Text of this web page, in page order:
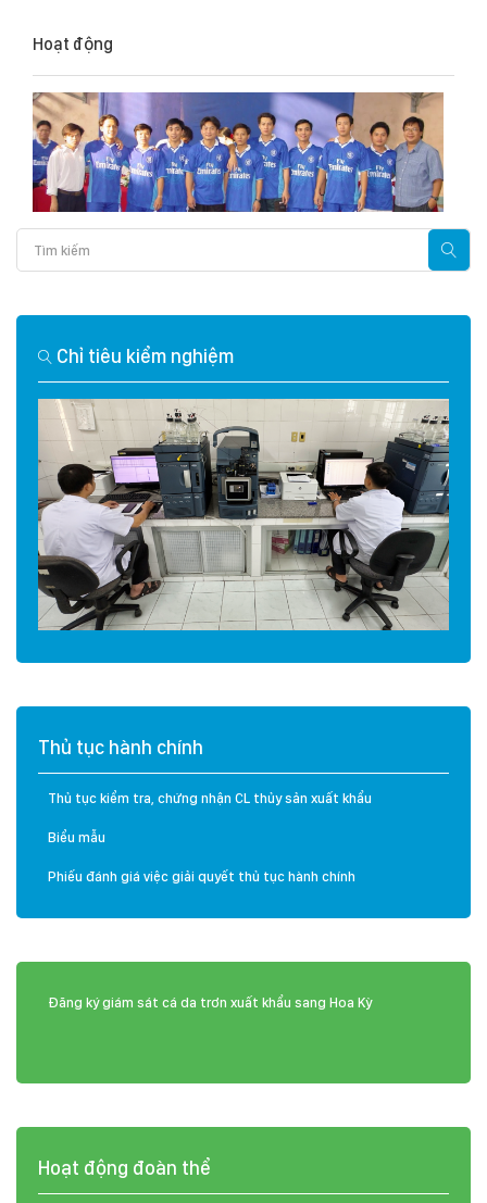
Hoạt động
Chỉ tiêu kiểm nghiệm
Thủ tục hành chính
Thủ tục kiểm tra, chứng nhận CL thủy sản xuất khẩu
Biểu mẫu
Phiếu đánh giá việc giải quyết thủ tục hành chính
Đăng ký giám sát cá da trơn xuất khẩu sang Hoa Kỳ
Hoạt động đoàn thể